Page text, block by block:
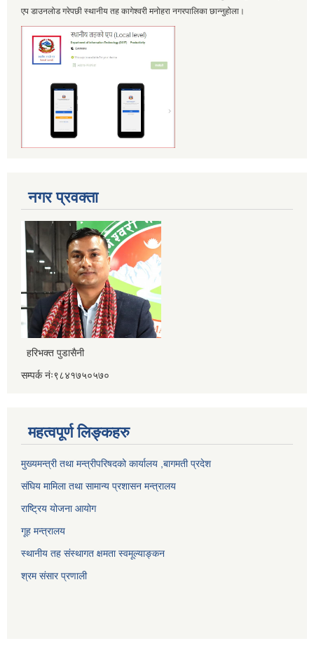
एप डाउनलोड गरेपछी स्थानीय तह कागेश्वरी मनोहरा नगरपालिका छान्नुहोला।
नगर प्रवक्ता
हरिभक्त पुडासैनी
सम्पर्क नंः९८४१७५०५७०
महत्वपूर्ण लिङ्कहरु
मुख्यमन्त्री तथा मन्त्रीपरिषदको कार्यालय ,बागमती प्रदेश
संघिय मामिला तथा सामान्य प्रशासन मन्त्रालय
राष्ट्रिय योजना आयोग
गूह मन्त्रालय
स्थानीय तह संस्थागत क्षमता स्वमूल्याङ्कन
श्रम संसार प्रणाली